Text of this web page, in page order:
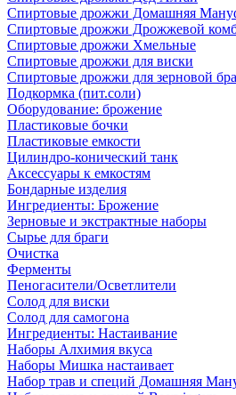
Спиртовые дрожжи Домашняя
Спиртовые дрожжи Дрожжевой
Спиртовые дрожжи Хмельные
Спиртовые дрожжи для виски
Спиртовые дрожжи для зерновой
Подкормка (пит.соли)
Оборудование: брожение
Пластиковые бочки
Пластиковые емкости
Цилиндро-конический танк
Аксессуары к емкостям
Бондарные изделия
Ингредиенты: Брожение
Зерновые и экстрактные наборы
Сырье для браги
Очистка
Ферменты
Пеногасители/Осветлители
Солод для виски
Солод для самогона
Ингредиенты: Настаивание
Наборы Алхимия вкуса
Наборы Мишка настаивает
Набор трав и специй Домашняя